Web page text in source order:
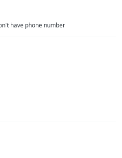
have phone number